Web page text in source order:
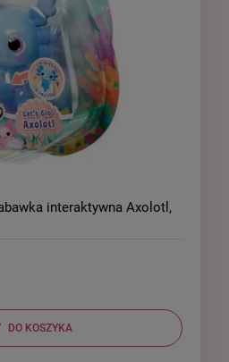
interaktywna Axolotl,
DO KOSZYKA